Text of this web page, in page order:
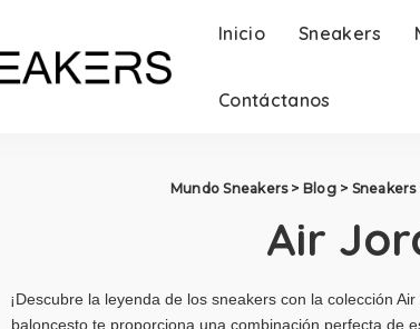
Inicio Sneakers
Contáctanos
Mundo Sneakers> Blog> Sneakers
Air
¡Descubre la leyenda de los sneakers con la colección
baloncesto te proporciona una combinación perfecta de